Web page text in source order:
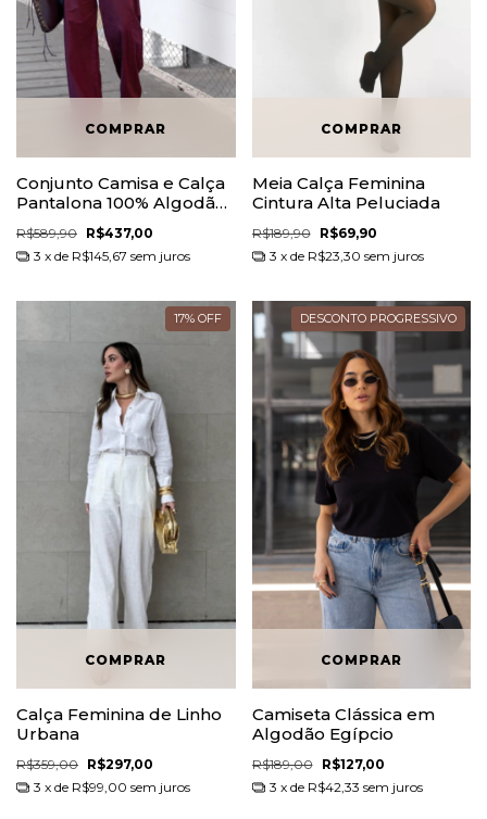
Conjunto Camisa e Calça
Pantalona 100% Algodão
Antonela
R$589,90 R$437,00
3 x de R$145,67 sem juros
Meia Calça Feminina
Cintura Alta Peluciada
R$189,90
R$69,90
3 x de R$23,30 sem juros
17% OFF
Calça Feminina de Linho
Urbana
R$359,00 R$297,00
3 x de R$99,00 sem juros
DESCONTO PROGRESSIVO
Camiseta Clássica em
Algodão Egípcio
R$189,00
R$127,00
3 x de R$42,33 sem juros